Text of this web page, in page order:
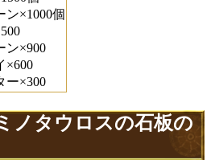
ン×1000個
ン×900
×600
ー×300
ノタウロスの石板の